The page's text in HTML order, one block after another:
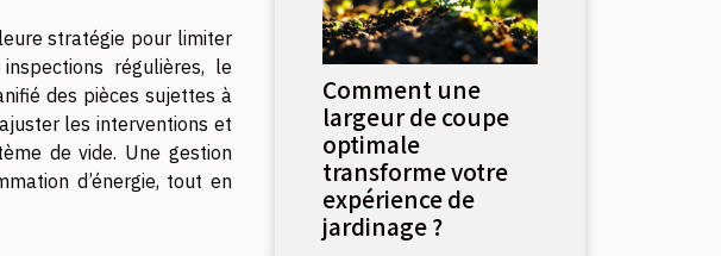
stratégie pour limiter
régulières, le
des pièces sujettes à
les interventions et
de vide. Une gestion
d’énergie, tout en
Comment une
largeur de coupe
optimale
transforme votre
expérience de
jardinage ?